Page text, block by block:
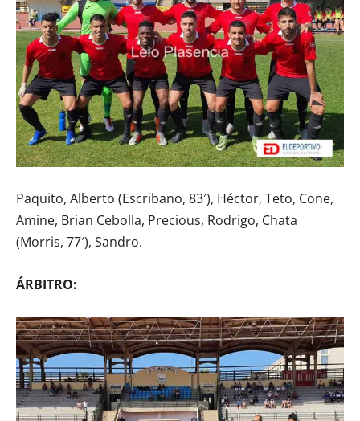
Paquito, Alberto (Escribano, 83′), Héctor, Teto, Cone,
Amine, Brian Cebolla, Precious, Rodrigo, Chata
(Morris, 77′), Sandro.
ÁRBITRO: